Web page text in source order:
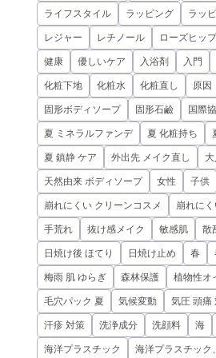
ライフスタイル ラッピング ラッ
レジャー レチノール ローズヒッ
健康 優しいケア 入浴剤 入門
化粧下地 化粧水 化粧直し 原因
固形ボディソープ 固形石鹼 国際
夏 ミネラルファンデ 夏 化粧持ち
夏 鎮静 ケア 外出先 メイク直し
天然由来 ボディソープ 女性 子供
崩れにくい クリーンコスメ 崩れに
手荒れ 抜け感メイク 敏感肌 散
日焼け後 ほてり 日焼け止め 春
梅雨 肌 ゆらぎ 森林保護 植物性オ
毛穴パック 夏 気候変動 気圧 頭痛
汗疹 対策 洗浄成分 洗顔料 海
海洋プラスチック 海洋プラスチック